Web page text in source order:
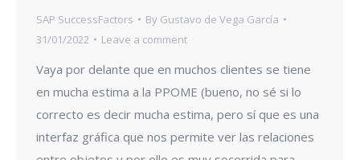
SAP SuccessFactors By Gustavo de Vega García
31/01/2022
Leave a comment
Vaya por delante que en muchos clientes se tiene
en mucha estima a la PPOME (bueno, no sé si lo
correcto es decir mucha estima, pero sí que es una
interfaz gráfica que nos permite ver las relaciones